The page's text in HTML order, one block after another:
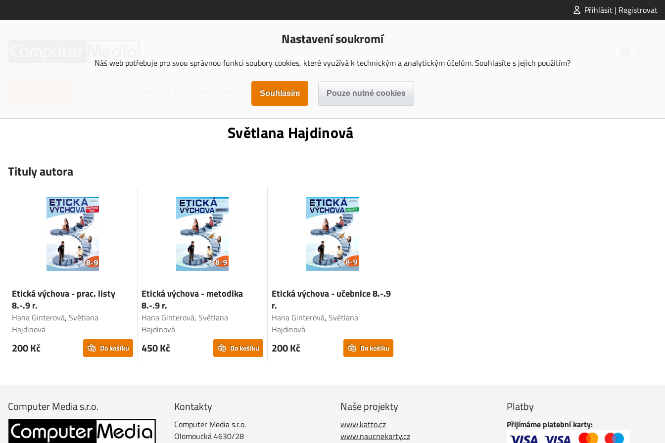
Přihlásit | Registrovat
Nastavení soukromí
Náš web potřebuje pro svou správnou funkci soubory cookies, které využívá k technickým a analytickým účelům. Souhlasíte s jejich použitím?
KATALOGY KE STAŽENÍ
Světlana Hajdinová
Tituly autora
Etická výchova - prac. listy
8.-.9 r.
Hana Ginterová, Světlana
Hajdinová
200 Kč Do košíku
Etická výchova - metodika
8.-.9 r.
Hana Ginterová,Světlana
Hajdinová
450 Kč Do košíku
Etická výchova - učebnice 8.-.9
r.
Hana Ginterová, Světlana
Hajdinová
200 Kč Do košíku
Computer Media s.r.o. Kontakty
Computer Media s.r.o.
Olomoucká 4630/28
Naše projekty
www.katto.cz
www.naucnekarty.cz
Platby
Přijímáme platební karty: